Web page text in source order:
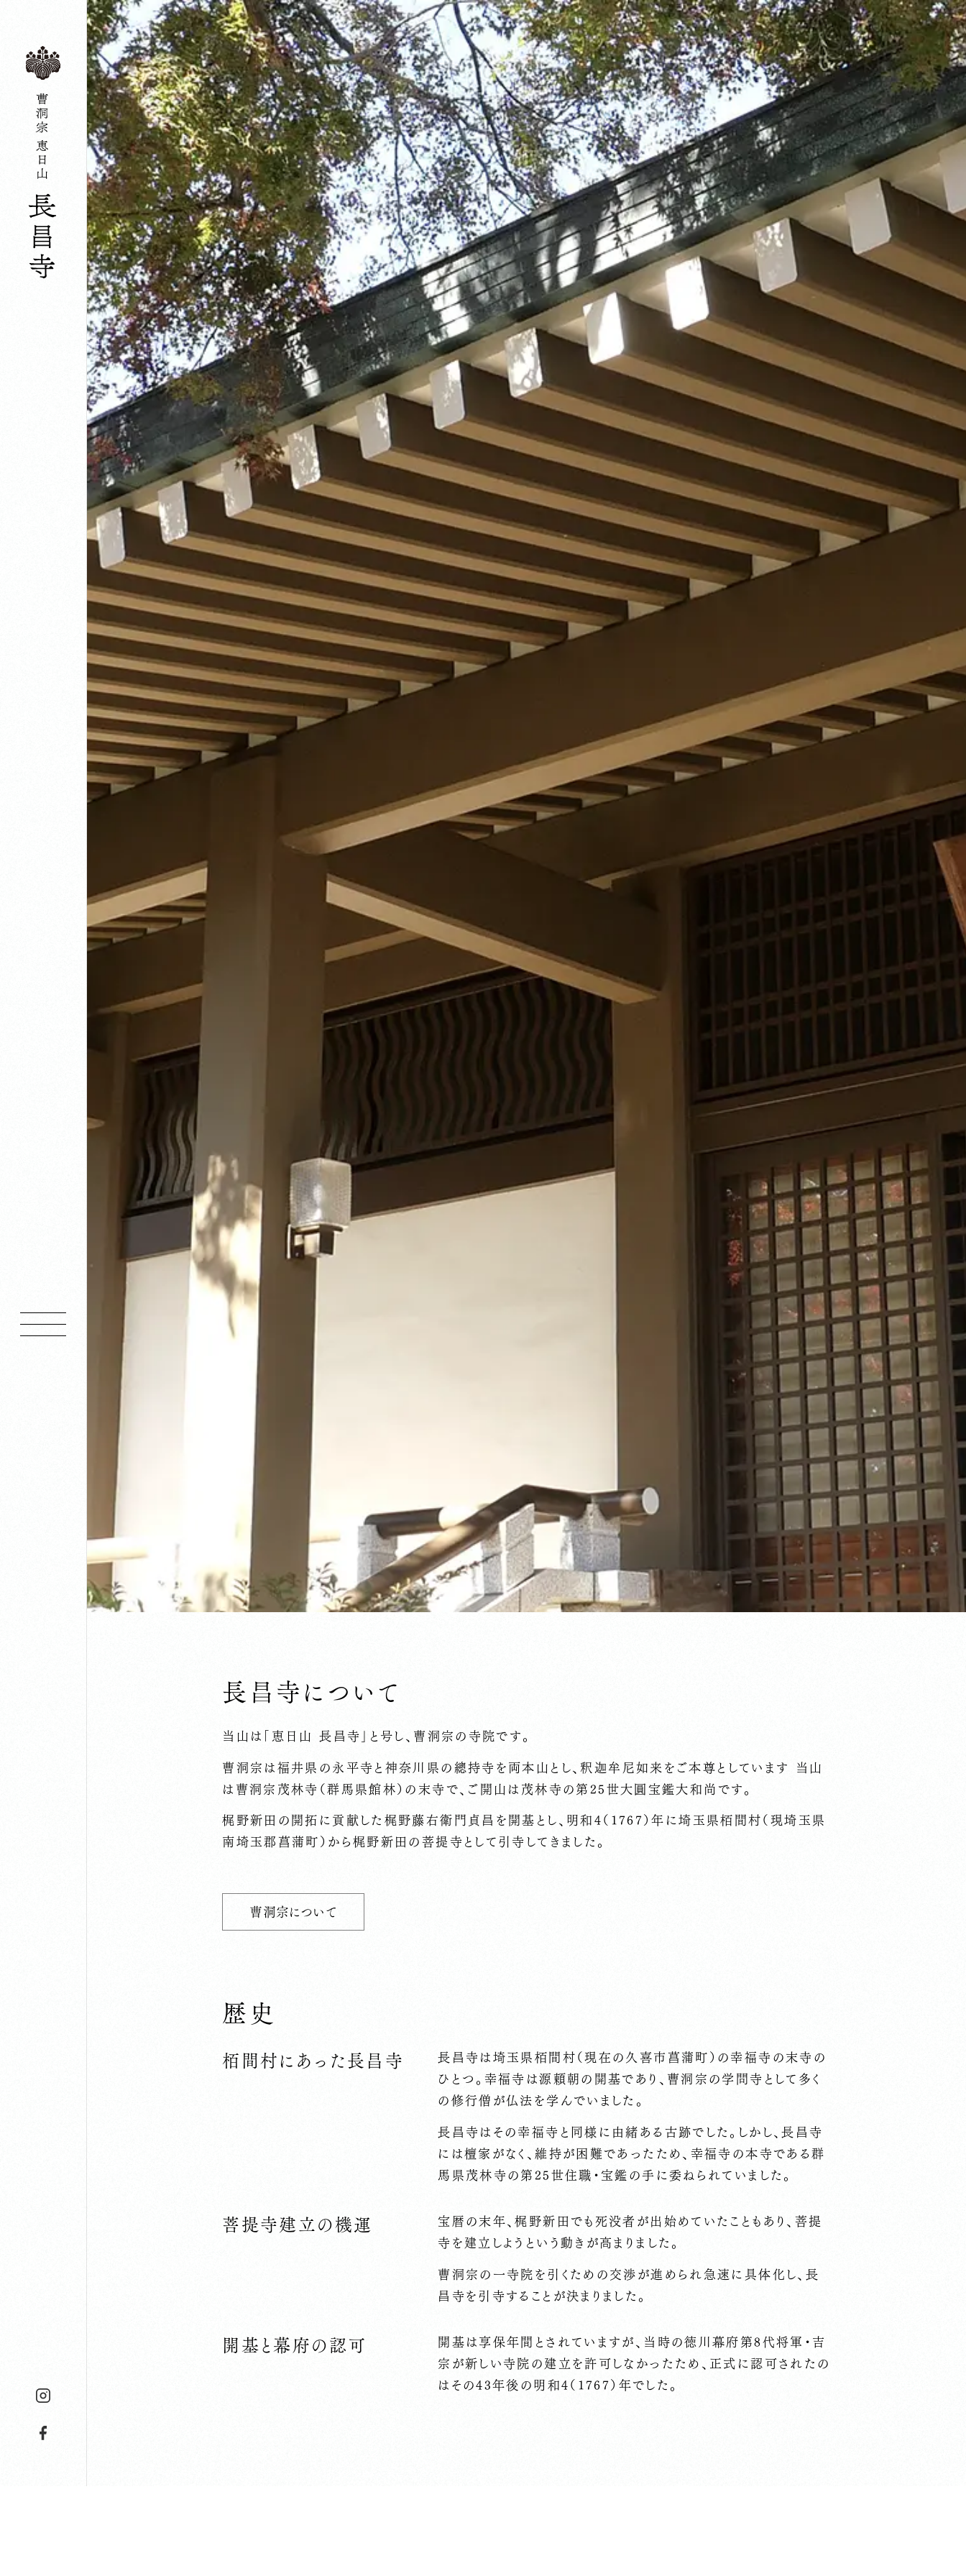
長昌寺について
当山は「恵日山 長昌寺」と号し、曹洞宗の寺院です。
曹洞宗は福井県の永平寺と神奈川県の總持寺を両本山とし、釈迦牟尼如来をご本尊としています 当山
は曹洞宗茂林寺（群馬県館林）の末寺で、ご開山は茂林寺の第25世大圓宝鑑大和尚です。
梶野新田の開拓に貢献した梶野藤右衛門貞昌を開基とし、明和4（1767）年に埼玉県栢間村（現埼玉県
南埼玉郡菖蒲町）から梶野新田の菩提寺として引寺してきました。
曹洞宗について
歴史
栢間村にあった長昌寺
長昌寺は埼玉県栢間村（現在の久喜市菖蒲町）の幸福寺の末寺の
ひとつ。幸福寺は源頼朝の開基であり、曹洞宗の学問寺として多く
の修行僧が仏法を学んでいました。
長昌寺はその幸福寺と同様に由緒ある古跡でした。しかし、長昌寺
には檀家がなく、維持が困難であったため、幸福寺の本寺である群
馬県茂林寺の第25世住職・宝鑑の手に委ねられていました。
菩提寺建立の機運
宝暦の末年、梶野新田でも死没者が出始めていたこともあり、菩提
寺を建立しようという動きが高まりました。
曹洞宗の一寺院を引くための交渉が進められ急速に具体化し、長
昌寺を引寺することが決まりました。
開基と幕府の認可
開基は享保年間とされていますが、当時の徳川幕府第8代将軍・吉
宗が新しい寺院の建立を許可しなかったため、正式に認可されたの
はその43年後の明和4（1767）年でした。